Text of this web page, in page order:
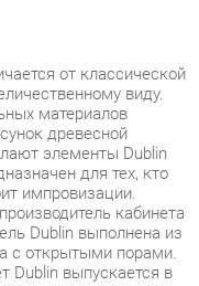
виду.
материалов
древесной
элементы Dublin
для тех, кто
импровизации.
кабинета
Dublin выполнена из
открытыми порами.
выпускается в
имеют толщину 60
каркасов шкафов16
из прозрачного
благодаря